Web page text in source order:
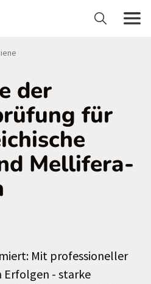
der
für
Mellifera-
Mit professioneller
Erfolgen - starke